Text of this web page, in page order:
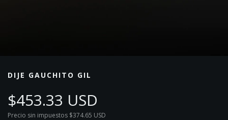
DIJE GAUCHITO GIL
$453.33 USD
Precio sin impuestos $374.65 USD